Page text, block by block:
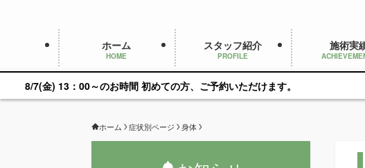
ホーム
HOME
スタッフ紹介
PROFILE
施術実
時間 初めての方、ご予約いただけます。
ホーム 症状別ページ 身体